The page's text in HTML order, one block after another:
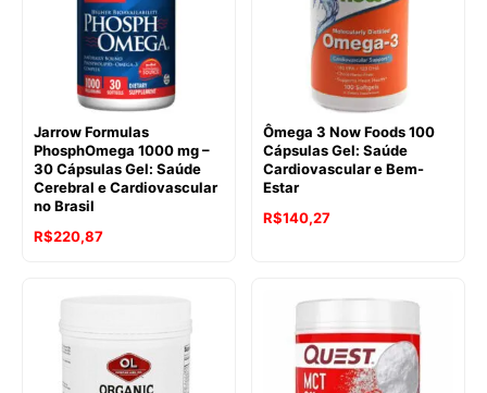
Jarrow Formulas
PhosphOmega 1000 mg –
30 Cápsulas Gel: Saúde
Cerebral e Cardiovascular
no Brasil
R$220,87
Ômega 3 Now Foods 100
Cápsulas Gel: Saúde
Cardiovascular e Bem-
Estar
R$140,27